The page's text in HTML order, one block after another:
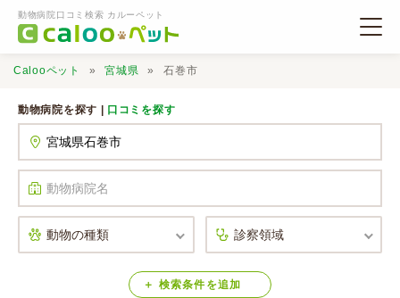
動物病院口コミ検索 カルーペット
口コミ検索
Calooペットとは？
Calooペット 宮城県 石巻市
動物病院を探す | 口コミを探す
検索条件 を追加